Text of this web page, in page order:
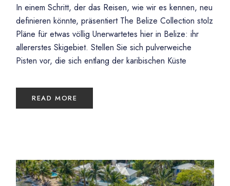
In einem Schritt, der das Reisen, wie wir es kennen, neu
definieren könnte, präsentiert The Belize Collection stolz
Pläne für etwas völlig Unerwartetes hier in Belize: ihr
allererstes Skigebiet. Stellen Sie sich pulverweiche
Pisten vor, die sich entlang der karibischen Küste
READ MORE